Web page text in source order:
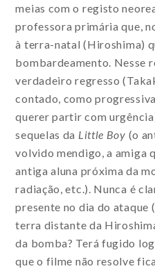
meias com o registo
professora primária que,
à terra-natal (Hiroshima)
bombardeamento. Nesse
verdadeiro regresso
contado, como
querer partir com
sequelas da Little Boy (o
volvido mendigo, a amiga
antiga aluna próxima da
radiação, etc.). Nunca é
presente no dia do ataque
terra distante da
da bomba? Terá fugido
que o filme não resolve